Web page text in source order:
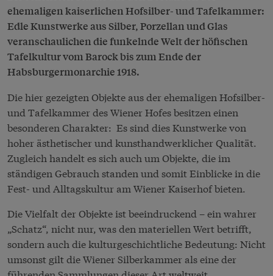
ehemaligen kaiserlichen Hofsilber- und Tafelkammer:
Edle Kunstwerke aus Silber, Porzellan und Glas
veranschaulichen die funkelnde Welt der höfischen
Tafelkultur vom Barock bis zum Ende der
Habsburgermonarchie 1918.
Die hier gezeigten Objekte aus der ehemaligen Hofsilber-
und Tafelkammer des Wiener Hofes besitzen einen
besonderen Charakter: Es sind dies Kunstwerke von
hoher ästhetischer und kunsthandwerklicher Qualität.
Zugleich handelt es sich auch um Objekte, die im
ständigen Gebrauch standen und somit Einblicke in die
Fest- und Alltagskultur am Wiener Kaiserhof bieten.
Die Vielfalt der Objekte ist beeindruckend – ein wahrer
„Schatz“, nicht nur, was den materiellen Wert betrifft,
sondern auch die kulturgeschichtliche Bedeutung: Nicht
umsonst gilt die Wiener Silberkammer als eine der